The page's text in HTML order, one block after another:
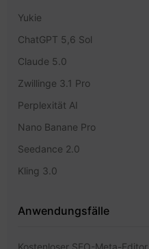
Yukie
ChatGPT 5,6 Sol
Claude 5.0
Zwillinge 3.1 Pro
Perplexität AI
Nano Banane Pro
Seedance 2.0
Kling 3.0
Anwendungsfälle